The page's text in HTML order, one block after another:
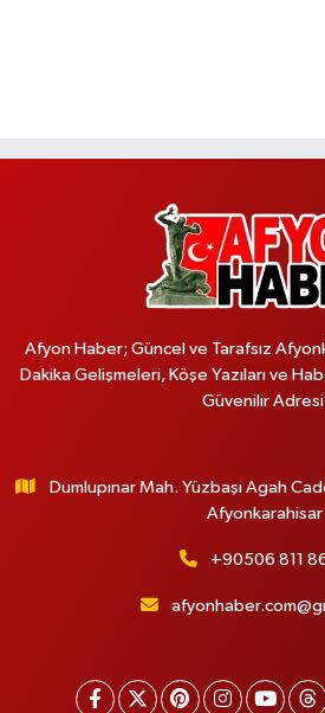
Afyon Haber; Güncel ve Tarafsız
Dakika Gelişmeleri, Köşe Yazıları ve
Güvenilir
Dumlupınar Mah. Yüzbaşı Agah
Afyonkarahisar
+90506 811